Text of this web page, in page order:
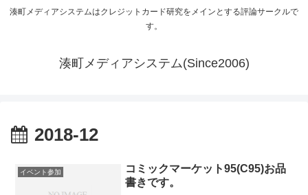
湊町メディアシステムはクレジットカード研究をメインとする評論サークルで
す。
湊町メディアシステム(Since2006)
2018-12
イベント参加
コミックマーケット95(C95)お品
書きです。